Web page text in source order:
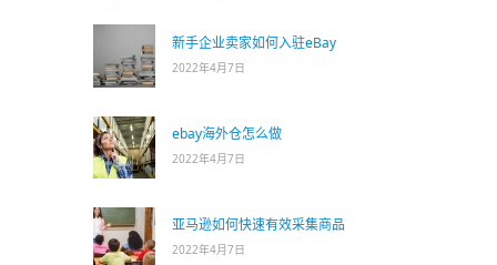
新手企业卖家如何入驻eBay
2022年4月7日
ebay海外仓怎么做
2022年4月7日
亚马逊如何快速有效采集商品
2022年4月7日